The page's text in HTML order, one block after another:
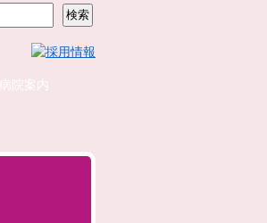
病院案内